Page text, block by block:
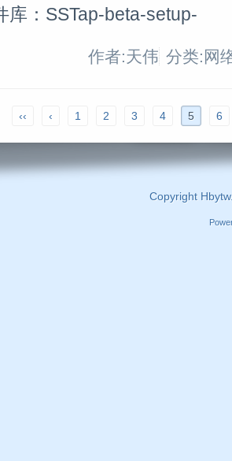
库：SSTap-beta-setup-
作者:天伟 分类:网
‹‹ ‹ 1 2 3 4 5 6
Copyright